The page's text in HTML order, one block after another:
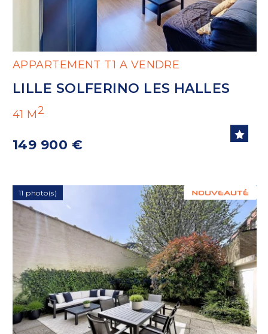
149 900 €
APPARTEMENT T1 A VENDRE
LILLE SOLFERINO LES HALLES
41 M2
11 photo(s)